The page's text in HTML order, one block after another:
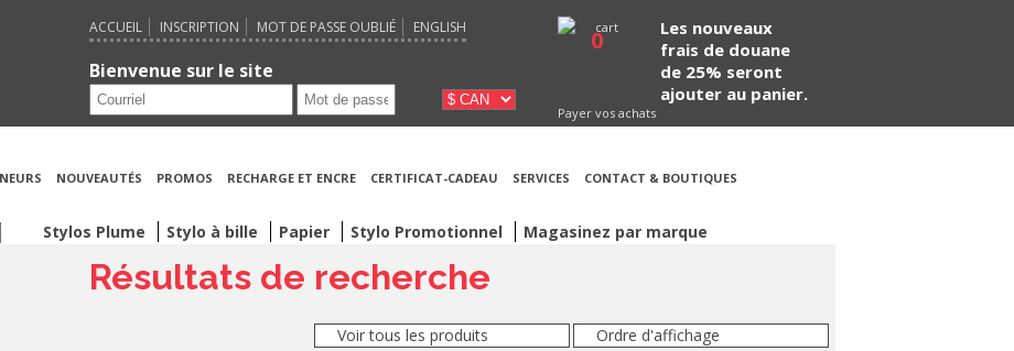
ACCUEIL INSCRIPTION MOT DE PASSE OUBLIÉ ENGLISH
Bienvenue sur le site
Payer vos achats
0
Les nouveaux
frais de douane
de 25% seront
ajouter au panier.
NOUVEAUTÉS PROMOS RECHARGE ET ENCRE CERTIFICAT-CADEAU SERVICES CONTACT & BOUTIQUES
Stylos Plume Stylo à bille Papier Stylo Promotionnel Magasinez par marque
Résultats de recherche
Ordre d'affichage
Voir tous les produits